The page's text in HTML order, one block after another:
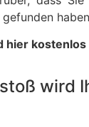
hier
wird